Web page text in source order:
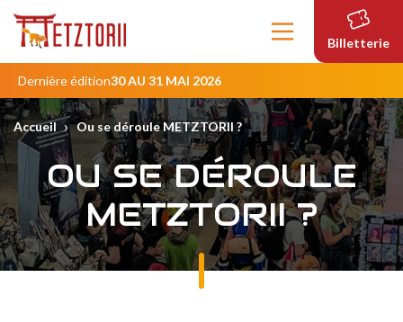
Contenu
principal
Billetterie
Dernière édition30 AU 31 MAI 2026
Accueil › Ou se déroule METZTORII ?
OU SE DÉROULE
METZTORII ?